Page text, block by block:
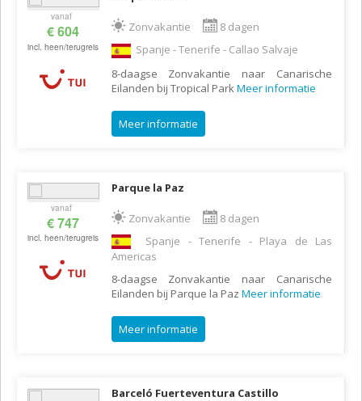
vanaf
€ 604
incl. heen/terugreis
Zonvakantie
8 dagen
Spanje - Tenerife - Callao Salvaje
8-daagse Zonvakantie naar Canarische
Eilanden bij Tropical ParkMeer informatie
Meer informatie
vanaf
€ 747
incl. heen/terugreis
Parque la Paz
Zonvakantie
8 dagen
Spanje - Tenerife - Playa de Las
Americas
8-daagse Zonvakantie naar Canarische
Eilanden bij Parque la Paz Meer informatie
Meer informatie
Barceló Fuerteventura Castillo